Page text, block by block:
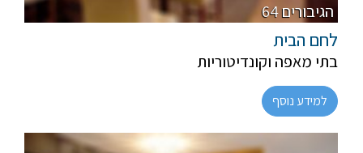
64 הגיבורים
לחם הבית
בתי מאפה וקונדיטוריות
למידע נוסף